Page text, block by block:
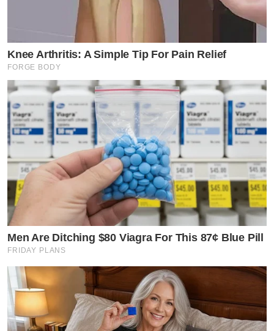
Knee Arthritis: A Simple Tip For Pain Relief
FORGE BODY
Men Are Ditching $80 Viagra For This 87¢ Blue Pill
FRIDAY PLANS